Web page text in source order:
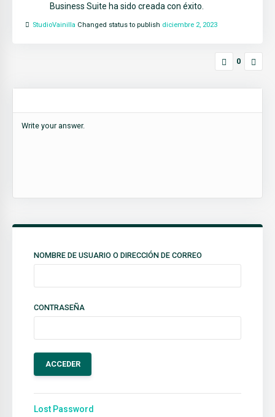
Business Suite ha sido creada con éxito.
StudioVainilla Changed status to publish diciembre 2, 2023
0
Write your answer.
NOMBRE DE USUARIO O DIRECCIÓN DE CORREO
CONTRASEÑA
Lost Password